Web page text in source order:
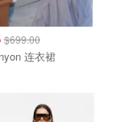
$699.00
连衣裙